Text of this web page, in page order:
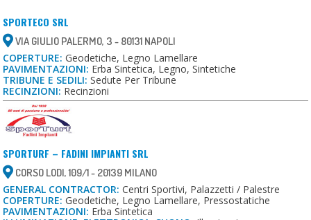
SPORTECO SRL
VIA GIULIO PALERMO, 3 - 80131 NAPOLI
COPERTURE: Geodetiche, Legno Lamellare
PAVIMENTAZIONI: Erba Sintetica, Legno, Sintetiche
TRIBUNE E SEDILI: Sedute Per Tribune
RECINZIONI: Recinzioni
SPORTURF – FADINI IMPIANTI SRL
CORSO LODI, 109/1 - 20139 MILANO
GENERAL CONTRACTOR: Centri Sportivi, Palazzetti / Palestre
COPERTURE: Geodetiche, Legno Lamellare, Pressostatiche
PAVIMENTAZIONI: Erba Sintetica